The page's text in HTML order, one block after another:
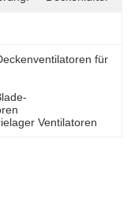
für
Ventilatoren